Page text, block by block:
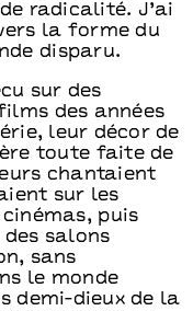
radicalité. J’ai
la forme du
disparu.
sur des
des années
leur décor de
toute faite de
chantaient
sur les
puis
salons
sans
le monde
demi-dieux de la